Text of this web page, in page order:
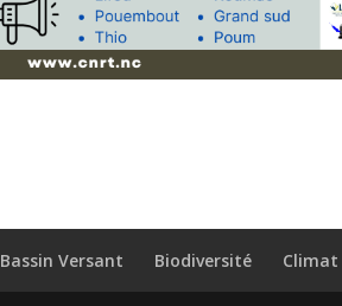
Bassin Versant Biodiversité Climat